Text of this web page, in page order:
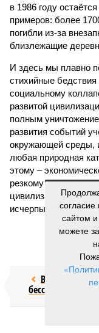
в 1986 году
примеров: более
погибли из-за
близлежащие
И здесь мы плавно
стихийные бедствия
социальному
развитой
полным
развития событий
окружающей среды,
любая природная
этому –
резкому
цивилизации
исчерпывающий.
Возраст
бессмертия
сайтом
можете